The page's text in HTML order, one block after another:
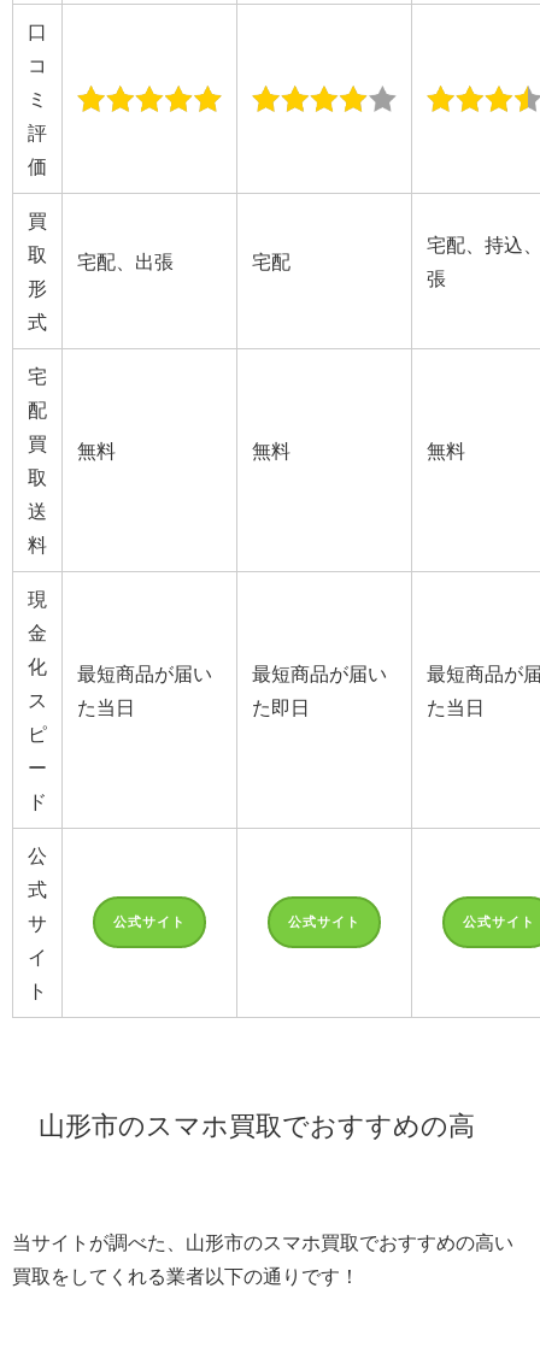
口
コ
ミ
評
価
買
取
形
式
宅配、出張 宅配
宅配、持込
張
宅
配
買
取
送
料
無料 無料 無料
現
金
化
ス
ピ
ー
ド
最短商品が届い
た当日
最短商品が届い
た即日
最短商品が
た当日
公
式
サ
イ
ト
公式サイト 公式サイト 公式サイト
山形市のスマホ買取でおすすめの高
当サイトが調べた、山形市のスマホ買取でおすすめの高い
買取をしてくれる業者以下の通りです！